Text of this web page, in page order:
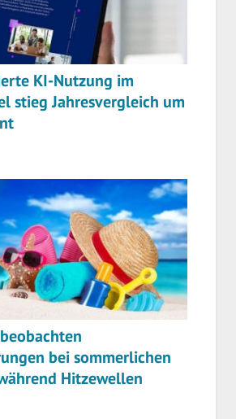
KI-Nutzung im
stieg Jahresvergleich um
bei sommerlichen
Hitzewellen